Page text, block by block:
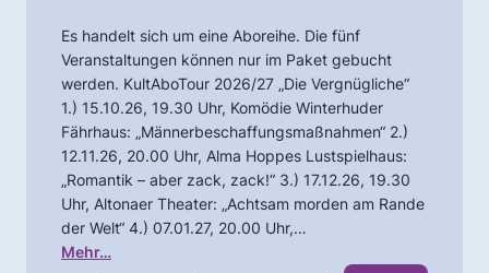
Es handelt sich um eine Aboreihe. Die fünf
Veranstaltungen können nur im Paket gebucht
werden. KultAboTour 2026/27 „Die Vergnügliche“
1.) 15.10.26, 19.30 Uhr, Komödie Winterhuder
Fährhaus: „Männerbeschaffungsmaßnahmen“ 2.)
12.11.26, 20.00 Uhr, Alma Hoppes Lustspielhaus:
„Romantik – aber zack, zack!“ 3.) 17.12.26, 19.30
Uhr, Altonaer Theater: „Achtsam morden am Rande
der Welt“ 4.) 07.01.27, 20.00 Uhr,…
Mehr…